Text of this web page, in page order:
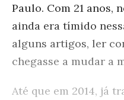
Paulo. Com 21 anos,
ainda era tímido
alguns artigos, ler
chegasse a mudar a
Até que em 2014, já